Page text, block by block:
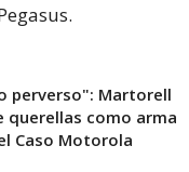
perverso": Martorell
querellas como arma
Caso Motorola